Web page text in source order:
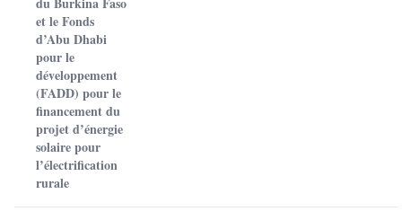
et le Fonds
d’Abu Dhabi
pour le
développement
(FADD) pour le
financement du
projet d’énergie
solaire pour
l’électrification
rurale